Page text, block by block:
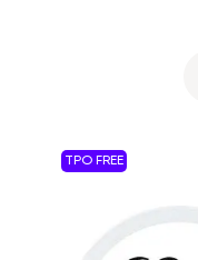
TPO FREE